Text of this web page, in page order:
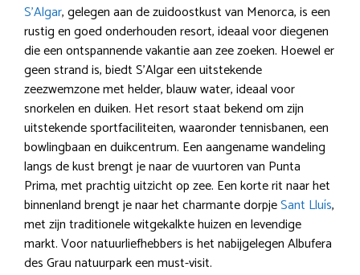
S’Algar, gelegen aan de zuidoostkust van Menorca, is een
rustig en goed onderhouden resort, ideaal voor diegenen
die een ontspannende vakantie aan zee zoeken. Hoewel er
geen strand is, biedt S’Algar een uitstekende
zeezwemzone met helder, blauw water, ideaal voor
snorkelen en duiken. Het resort staat bekend om zijn
uitstekende sportfaciliteiten, waaronder tennisbanen, een
bowlingbaan en duikcentrum. Een aangename wandeling
langs de kust brengt je naar de vuurtoren van Punta
Prima, met prachtig uitzicht op zee. Een korte rit naar het
binnenland brengt je naar het charmante dorpjeSant Lluís,
met zijn traditionele witgekalkte huizen en levendige
markt. Voor natuurliefhebbers is het nabijgelegen Albufera
des Grau natuurpark een must-visit.